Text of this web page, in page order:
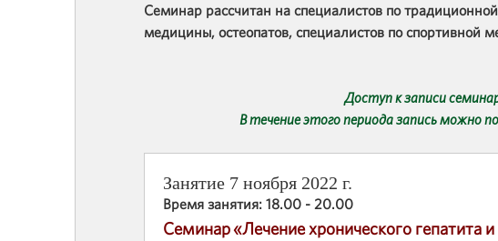
Семинар рассчитан на специалистов по
медицины, остеопатов, специалистов по
Доступ к записи
В течение этого периода запись можно
Занятие 7 ноября 2022 г.
Время занятия: 18.00 - 20.00
Семинар «Лечение хронического